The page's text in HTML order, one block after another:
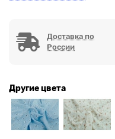
Доставка по
России
Другие цвета